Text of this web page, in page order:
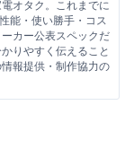
オタク。これまでに
能・使い勝手・コス
カー公表スペックだ
りやすく伝えること
報提供・制作協力の